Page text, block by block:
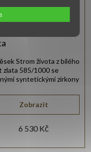
6 530 Kč
Zobrazit
Strom života z bílého
zlata 585/1000 se
syntetickými zirkony